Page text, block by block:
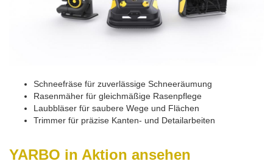
Schneefräse für zuverlässige Schneeräumung
Rasenmäher für gleichmäßige Rasenpflege
Laubbläser für saubere Wege und Flächen
Trimmer für präzise Kanten- und Detailarbeiten
YARBO in Aktion ansehen